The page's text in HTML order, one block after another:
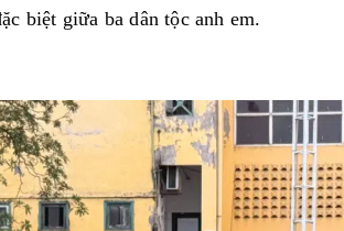
biệt giữa ba dân tộc anh em.